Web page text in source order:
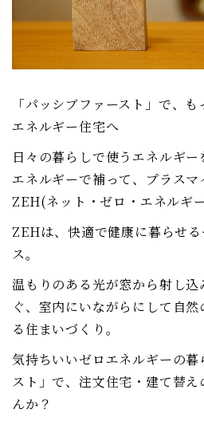
「パッシブファースト」で、
エネルギー住宅へ
日々の暮らしで使うエネルギ
エネルギーで補って、プラス
ZEH(ネット・ゼロ・エネルギ
ZEHは、快適で健康に暮らせ
ス。
温もりのある光が窓から射し
ぐ、室内にいながらにして自
る住まいづくり。
気持ちいいゼロエネルギーの
スト」で、注文住宅・建て替
んか？